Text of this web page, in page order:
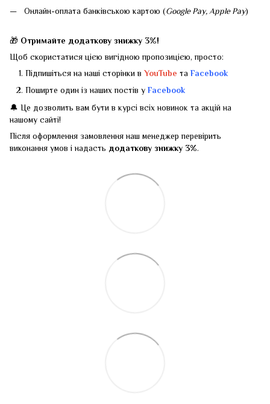
Онлайн-оплата банківською картою (Google Pay, Apple Pay)
🎁 Отримайте додаткову знижку 3%!
Щоб скористатися цією вигідною пропозицією, просто:
Підпишіться на наші сторінки вYouTube та Facebook
Поширте один із наших постів у Facebook
🔔 Це дозволить вам бути в курсі всіх новинок та акцій на
нашому сайті!
Після оформлення замовлення наш менеджер перевірить
виконання умов і надасть додаткову знижку 3%.